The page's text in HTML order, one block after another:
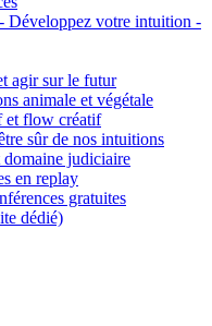
Développez votre intuition -
agir sur le futur
animale et végétale
et flow créatif
sûr de nos intuitions
judiciaire
en replay
gratuites
dédié)